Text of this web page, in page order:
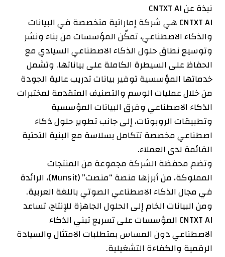
نبذة عن CNTXT AI
CNTXT AI هي شركة إماراتية متخصصة في البيانات
والذكاء الاصطناعي، تمكّن المؤسسات من بناء ونشر
وتوسيع نطاق حلول الذكاء الاصطناعي السيادي مع
الحفاظ على السيطرة الكاملة على بياناتها. وتشمل
خدماتها المؤسسية توفير بيانات تدريب عالية الجودة
من خلال عمليات الوسم والتصنيف المتقدمة لمختبرات
الذكاء الاصطناعي وفرق البيانات المؤسسية
وتطبيقات الروبوتات، إلى جانب تطوير حلول ذكاء
اصطناعي مخصصة تتكامل بسلاسة مع البنية التحتية
القائمة لدى العملاء.
وتضم محفظة الشركة مجموعة من المنتجات
المملوكة، من أبرزها منصة “منصت” (Munsit)، الرائدة
في مجال الذكاء الاصطناعي الصوتي باللغة العربية.
ومن البيانات الخام إلى الحلول الجاهزة للإنتاج، تساعد
CNTXT AI المؤسسات على تسريع تبني الذكاء
الاصطناعي دون المساس بمتطلبات الامتثال والسيادة
الرقمية والكفاءة التشغيلية.